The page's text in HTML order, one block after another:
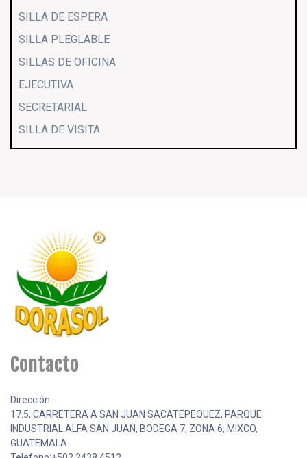
SILLA DE ESPERA
SILLA PLEGLABLE
SILLAS DE OFICINA
EJECUTIVA
SECRETARIAL
SILLA DE VISITA
Contacto
Dirección:
17.5, CARRETERA A SAN JUAN SACATEPEQUEZ, PARQUE
INDUSTRIAL ALFA SAN JUAN, BODEGA 7, ZONA 6, MIXCO,
GUATEMALA